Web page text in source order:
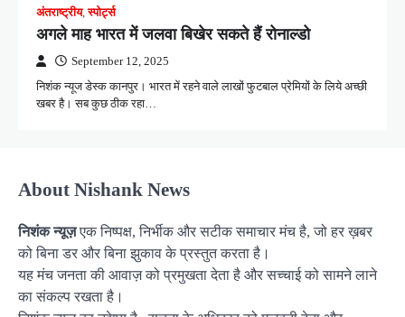
अंतराष्ट्रीय,स्पोर्ट्स
अगले माह भारत में जलवा बिखेर सकते हैं रोनाल्डो
September 12, 2025
निशंक न्यूज डेस्क कानपुर। भारत में रहने वाले लाखों फुटबाल प्रेमियों के लिये अच्छी
खबर है। सब कुछ ठीक रहा…
About Nishank News
निशंक न्यूज़एक निष्पक्ष, निर्भीक और सटीक समाचार मंच है, जो हर ख़बर
को बिना डर और बिना झुकाव के प्रस्तुत करता है।
यह मंच जनता की आवाज़ को प्रमुखता देता है और सच्चाई को सामने लाने
का संकल्प रखता है।